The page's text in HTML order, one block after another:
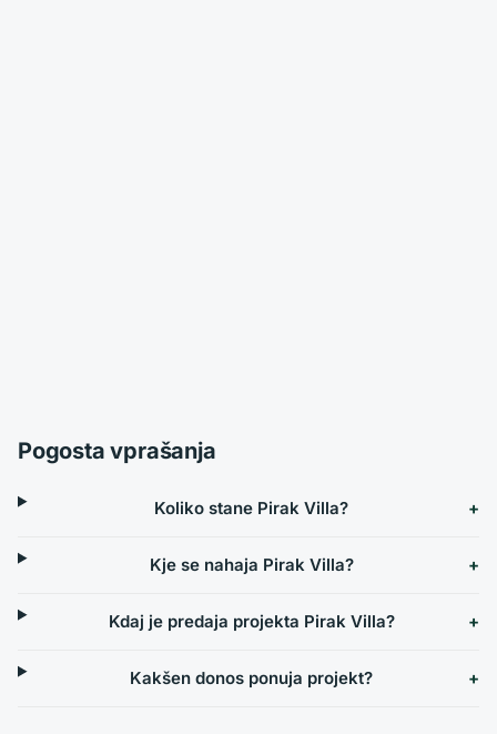
Pogosta vprašanja
Koliko stane Pirak Villa?
Kje se nahaja Pirak Villa?
Kdaj je predaja projekta Pirak Villa?
Kakšen donos ponuja projekt?